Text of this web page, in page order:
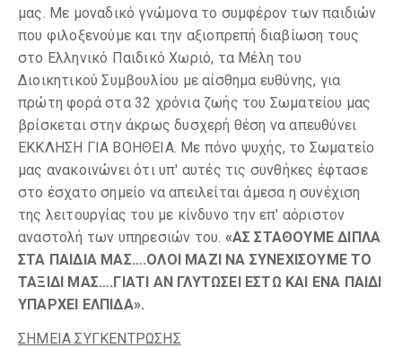
μας. Με μοναδικό γνώμονα το συμφέρον των παιδιών
που φιλοξενούμε και την αξιοπρεπή διαβίωση τους
στο Ελληνικό Παιδικό Χωριό, τα Μέλη του
Διοικητικού Συμβουλίου με αίσθημα ευθύνης, για
πρώτη φορά στα 32 χρόνια ζωής του Σωματείου μας
βρίσκεται στην άκρως δυσχερή θέση να απευθύνει
ΕΚΚΛΗΣΗ ΓΙΑ ΒΟΗΘΕΙΑ. Με πόνο ψυχής, το Σωματείο
μας ανακοινώνει ότι υπ' αυτές τις συνθήκες έφτασε
στο έσχατο σημείο να απειλείται άμεσα η συνέχιση
της λειτουργίας του με κίνδυνο την επ' αόριστον
αναστολή των υπηρεσιών του. «ΑΣ ΣΤΑΘΟΥΜΕ ΔΙΠΛΑ
ΣΤΑ ΠΑΙΔΙΑ ΜΑΣ….ΟΛΟΙ ΜΑΖΙ ΝΑ ΣΥΝΕΧΙΣΟΥΜΕ ΤΟ
ΤΑΞΙΔΙ ΜΑΣ….ΓΙΑΤΙ ΑΝ ΓΛΥΤΩΣΕΙ ΕΣΤΩ ΚΑΙ ΕΝΑ ΠΑΙΔΙ
ΥΠΑΡΧΕΙ ΕΛΠΙΔΑ».
ΣΗΜΕΙΑ ΣΥΓΚΕΝΤΡΩΣΗΣ